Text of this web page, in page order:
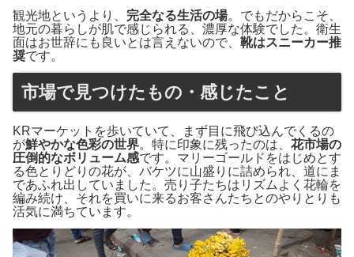
観光地というより、 完全なる生活の場。でもだからこそ、
地元の暮らしが肌で感じられる、濃厚な体験でした。衛生
面はお世辞にも良いとは言えないので、 靴はスニーカー推
奨です。
市場で見つけたもの・感じたこと
KRマーケットを歩いていて、まず目に飛び込んでくるの
が鮮やかな色彩の世界。特に印象に残ったのは、 花市場の
圧倒的なボリューム感です。マリーゴールドをはじめとす
る色とりどりの花が、バケツに山盛りに詰められ、道にま
であふれ出していました。売り子たちはリズムよく花輪を
編み続け、それを買いに来るお客さんたちとのやりとりも
活気に満ちています。